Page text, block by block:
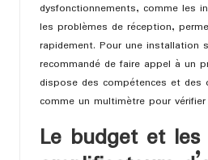
dysfonctionnements, comme les
les problèmes de réception,
rapidement. Pour une installation
recommandé de faire appel à un
dispose des compétences et des
comme un multimètre pour
Le budget et